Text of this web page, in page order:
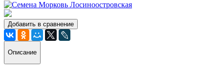
Добавить в сравнение
Описание